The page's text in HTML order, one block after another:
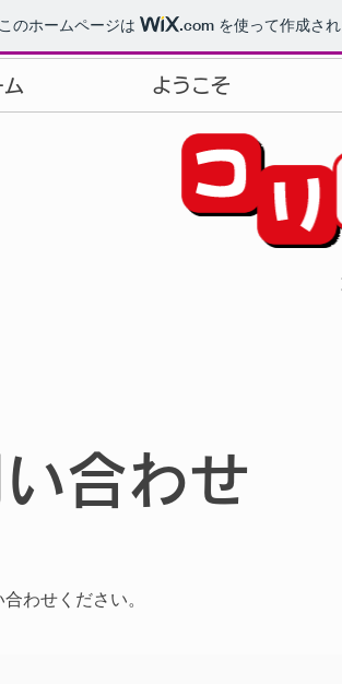
このホームページは .com を使って作成さ
ようこそ
コ
合わせ
わせください。